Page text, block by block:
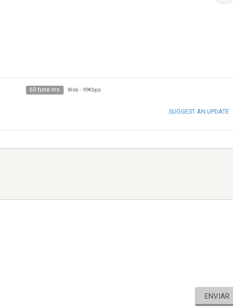
60 tune ins Web - 99Kbps
SUGGEST AN UPDATE
ENVIAR